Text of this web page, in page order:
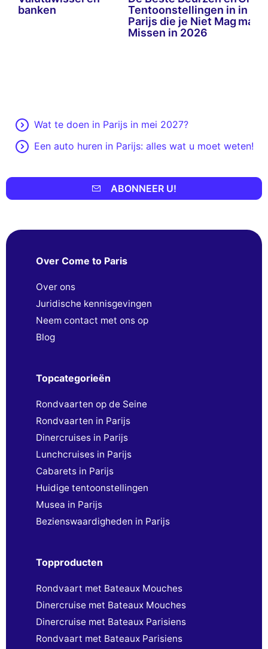
banken
Tentoonstellingen in
Parijs die je Niet Mag
Missen in 2026
in
mag
Wat te doen in Parijs in mei 2027?
Een auto huren in Parijs: alles wat u moet weten!
ABONNEER U!
Over Come to Paris
Over ons
Juridische kennisgevingen
Neem contact met ons op
Blog
Topcategorieën
Rondvaarten op de Seine
Rondvaarten in Parijs
Dinercruises in Parijs
Lunchcruises in Parijs
Cabarets in Parijs
Huidige tentoonstellingen
Musea in Parijs
Bezienswaardigheden in Parijs
Topproducten
Rondvaart met Bateaux Mouches
Dinercruise met Bateaux Mouches
Dinercruise met Bateaux Parisiens
Rondvaart met Bateaux Parisiens